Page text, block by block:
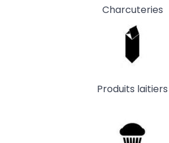
Charcuteries
Produits laitiers